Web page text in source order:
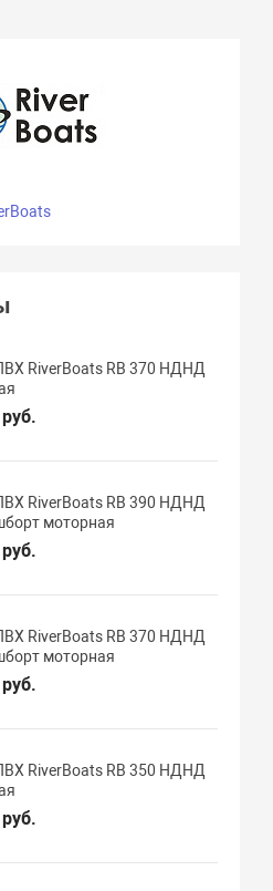
RiverBoats RB 370 НДНД
RiverBoats RB 390 НДНД
моторная
RiverBoats RB 370 НДНД
моторная
RiverBoats RB 350 НДНД